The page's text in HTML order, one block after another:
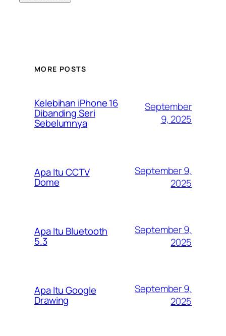
MORE POSTS
Kelebihan iPhone 16
Dibanding Seri
Sebelumnya
September
9, 2025
Apa Itu CCTV
Dome
September 9,
2025
Apa Itu Bluetooth
5.3
September 9,
2025
Apa Itu Google
Drawing
September 9,
2025